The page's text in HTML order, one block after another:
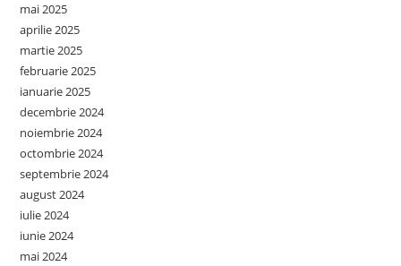
mai 2025
aprilie 2025
martie 2025
februarie 2025
ianuarie 2025
decembrie 2024
noiembrie 2024
octombrie 2024
septembrie 2024
august 2024
iulie 2024
iunie 2024
mai 2024